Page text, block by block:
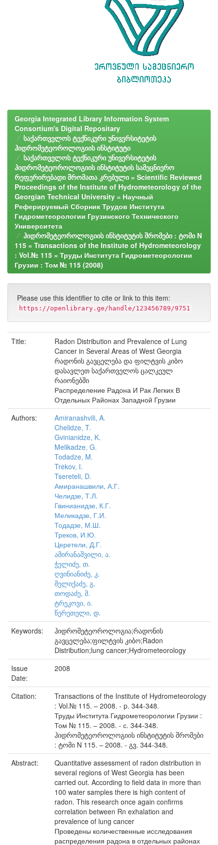
Georgia Integrated Library Information System
Consortium's Digital Repositary
საქართველოს ტექნიკური უნივერსიტეტის
ჰიდრომეტეოროლოგიის ინსტიტუტი
საქართველოს ტექნიკური უნივერსიტეტის
ჰიდრომეტეოროლოგიის ინსტიტუტის სამეცნიერო
რეფერირებადი შრომათა კრებული = Scientific Reviewed
Proceedings of the Institute of Hydrometeorology of the
Georgian Technical University = Научный
Реферируемый Сборник Трудов Института
Гидрометеорологии Грузинского Технического
Университета
ჰიდრომეტეოროლოგიის ინსტიტუტის შრომები : ტომი N
115 = Transactions of the Institute of Hydrometeorology
: Vol.№ 115 = Труды Института Гидрометеорологии
Грузии : Том № 115 (2008)
Please use this identifier to cite or link to this item:
https://openlibrary.ge/handle/123456789/9751
Title:
Radon Distribution and Prevalence of Lung
Cancer in Several Areas of West Georgia
რადონის გავცელება და ფილტვის კიბო
დასავლეთ საქართველოს ცალკეულ
რაიონებში
Распределение Радона И Рак Легких В
Отдельных Районах Западной Грузии
Authors:
Amiranashvili, A.
Chelidze, T.
Gvinianidze, K.
Melikadze, G.
Todadze, M.
Trekov, I.
Tsereteli, D.
Амиранашвили, А.Г.
Челидзе, Т.Л.
Гвинианидзе, К.Г.
Меликадзе, Г.И.
Тодадзе, М.Ш.
Треков, И.Ю.
Церетели, Д.Г.
ამირანაშვილი, ა.
ჭელიძე, თ.
ღვინიანიძე, კ.
მელიქაძე, გ.
თოდაძე, მ.
ტრეკოვი, ი.
წერეთელი, დ.
Keywords:
ჰიდრომეტეოროლოგია;რადონის
გავცელება;ფილტვის კიბო;Radon
Distribution;lung cancer;Hydrometeorology
Issue
Date:
2008
Citation:
Transactions of the Institute of Hydrometeorology
: Vol.№ 115. – 2008. - p. 344-348.
Труды Института Гидрометеорологии Грузии :
Том № 115. – 2008. - с. 344-348.
ჰიდრომეტეოროლოგიის ინსტიტუტის შრომები
: ტომი N 115. – 2008. - გვ. 344-348.
Abstract:
Quantitative assessment of radon distribution in
several regions of West Georgia has been
carried out. According to field data in more than
100 water samples there is high content of
radon. This research once again confirms
correlation between Rn exhalation and
prevalence of lung cancer
Проведены количественные исследования
распределения радона в отдельных районах